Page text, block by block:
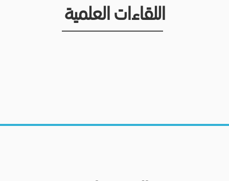
اللقاءات العلمية